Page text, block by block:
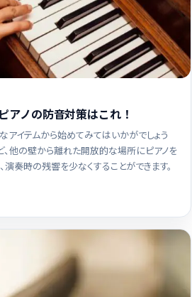
アノの防音対策はこれ！
アイテムから始めてみてはいかがでしょう
、他の壁から離れた開放的な場所にピアノを
奏時の残響を少なくすることができます。